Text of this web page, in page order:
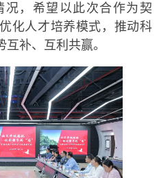
，希望以此次合作为契
化人才培养模式，推动科
补、互利共赢。